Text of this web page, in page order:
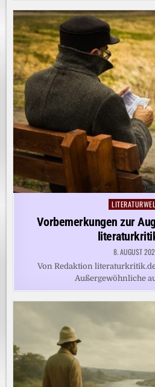
Posted
Vorbemerkungen zur
8. AUGUST
Von Redaktion
Außergewöhnliche